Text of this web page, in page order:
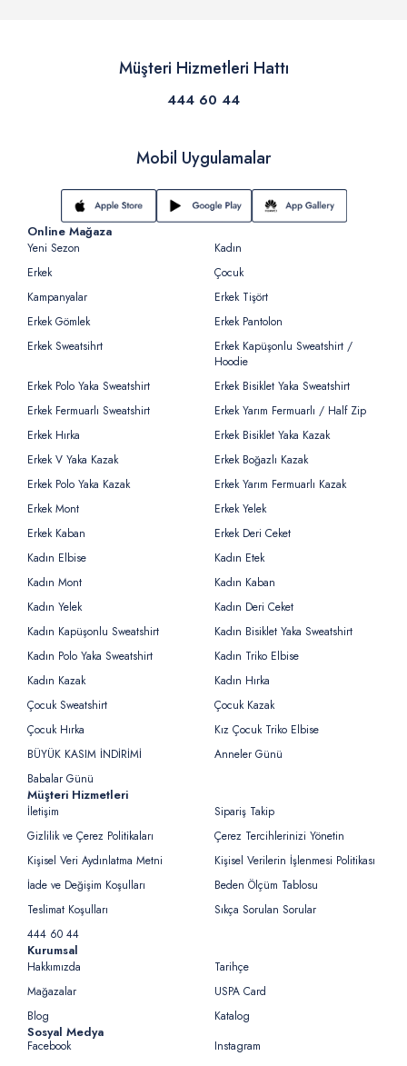
Müşteri Hizmetleri Hattı
444 60 44
Mobil Uygulamalar
Online Mağaza
Yeni Sezon
Kadın
Erkek
Çocuk
Kampanyalar
Erkek Tişört
Erkek Gömlek
Erkek Pantolon
Erkek Sweatsihrt
Erkek Kapüşonlu Sweatshirt /
Hoodie
Erkek Polo Yaka Sweatshirt
Erkek Bisiklet Yaka Sweatshirt
Erkek Fermuarlı Sweatshirt
Erkek Yarım Fermuarlı / Half Zip
Erkek Hırka
Erkek Bisiklet Yaka Kazak
Erkek V Yaka Kazak
Erkek Boğazlı Kazak
Erkek Polo Yaka Kazak
Erkek Yarım Fermuarlı Kazak
Erkek Mont
Erkek Yelek
Erkek Kaban
Erkek Deri Ceket
Kadın Elbise
Kadın Etek
Kadın Mont
Kadın Kaban
Kadın Yelek
Kadın Deri Ceket
Kadın Kapüşonlu Sweatshirt
Kadın Bisiklet Yaka Sweatshirt
Kadın Polo Yaka Sweatshirt
Kadın Triko Elbise
Kadın Kazak
Kadın Hırka
Çocuk Sweatshirt
Çocuk Kazak
Çocuk Hırka
Kız Çocuk Triko Elbise
BÜYÜK KASIM İNDİRİMİ
Anneler Günü
Babalar Günü
Müşteri Hizmetleri
İletişim
Sipariş Takip
Gizlilik ve Çerez Politikaları
Çerez Tercihlerinizi Yönetin
Kişisel Veri Aydınlatma Metni
Kişisel Verilerin İşlenmesi Politikası
İade ve Değişim Koşulları
Beden Ölçüm Tablosu
Teslimat Koşulları
Sıkça Sorulan Sorular
444 60 44
Kurumsal
Hakkımızda
Tarihçe
Mağazalar
USPA Card
Blog
Katalog
Sosyal Medya
Facebook
Instagram